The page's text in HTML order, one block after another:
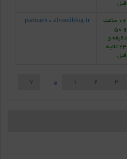
قبل
06 ساعت
و 50
دقیقه و
23 ثانیه
قبل
parinaz90.alvandblog.ir
1 2 3
7